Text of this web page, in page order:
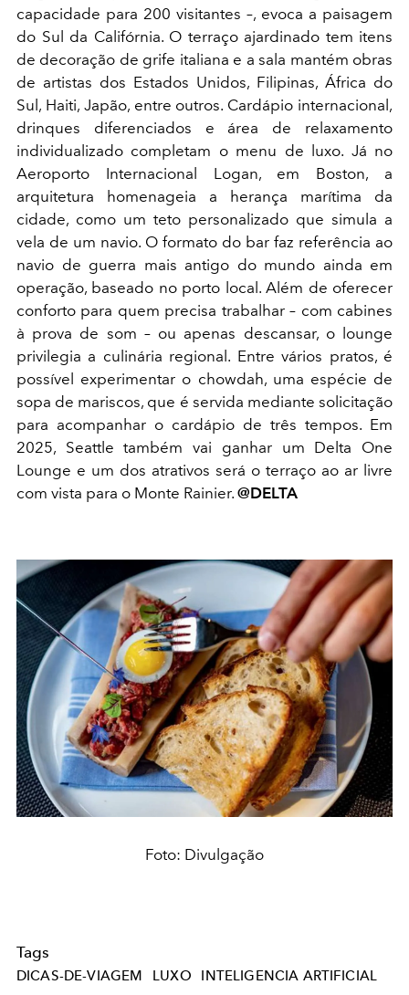
capacidade para 200 visitantes –, evoca a paisagem
do Sul da Califórnia. O terraço ajardinado tem itens
de decoração de grife italiana e a sala mantém obras
de artistas dos Estados Unidos, Filipinas, África do
Sul, Haiti, Japão, entre outros. Cardápio internacional,
drinques diferenciados e área de relaxamento
individualizado completam o menu de luxo. Já no
Aeroporto Internacional Logan, em Boston, a
arquitetura homenageia a herança marítima da
cidade, como um teto personalizado que simula a
vela de um navio. O formato do bar faz referência ao
navio de guerra mais antigo do mundo ainda em
operação, baseado no porto local. Além de oferecer
conforto para quem precisa trabalhar – com cabines
à prova de som – ou apenas descansar, o lounge
privilegia a culinária regional. Entre vários pratos, é
possível experimentar o chowdah, uma espécie de
sopa de mariscos, que é servida mediante solicitação
para acompanhar o cardápio de três tempos. Em
2025, Seattle também vai ganhar um Delta One
Lounge e um dos atrativos será o terraço ao ar livre
com vista para o Monte Rainier. @DELTA
Foto: Divulgação
Tags
DICAS-DE-VIAGEM LUXO INTELIGENCIA ARTIFICIAL